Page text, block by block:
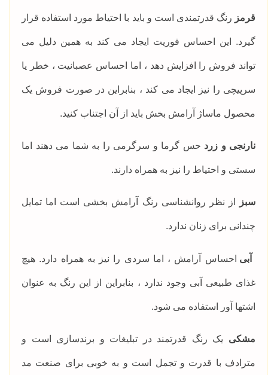
قرمز رنگ قدرتمندی است و باید با احتیاط مورد استفاده قرار
گیرد. این احساس فوریت ایجاد می کند به همین دلیل می
تواند فروش را افزایش دهد ، اما احساس عصبانیت ، خطر یا
سرپیچی را نیز ایجاد می کند ، بنابراین در صورت فروش یک
محصول ماساژ آرامش بخش باید از آن اجتناب کنید.
نارنجی و زرد حس گرما و سرگرمی را به شما می دهند اما
سستی و احتیاط را نیز به همراه دارند.
سبز از نظر روانشناسی رنگ آرامش بخشی است اما تمایل
چندانی برای زنان ندارد.
آبی احساس آرامش ، اما سردی را نیز به همراه دارد. هیچ
غذای طبیعی آبی وجود ندارد ، بنابراین از این رنگ به عنوان
اشتها آور استفاده می شود.
مشکی یک رنگ قدرتمند در تبلیغات و برندسازی است و
مترادف با قدرت و تجمل است و به خوبی برای صنعت مد